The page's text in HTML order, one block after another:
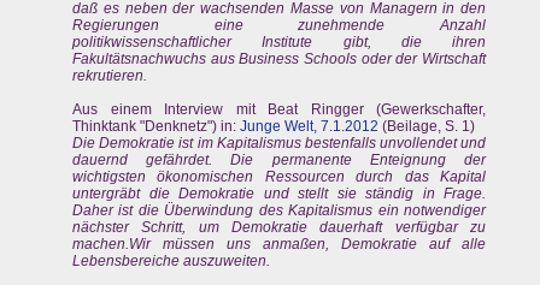
daß es neben der wachsenden Masse von Managern in den
Regierungen eine zunehmende Anzahl
politikwissenschaftlicher Institute gibt, die ihren
Fakultätsnachwuchs aus Business Schools oder der Wirtschaft
rekrutieren.
Aus einem Interview mit Beat Ringger (Gewerkschafter,
Thinktank "Denknetz") in: Junge Welt, 7.1.2012 (Beilage, S. 1)
Die Demokratie ist im Kapitalismus bestenfalls unvollendet und
dauernd gefährdet. Die permanente Enteignung der
wichtigsten ökonomischen Ressourcen durch das Kapital
untergräbt die Demokratie und stellt sie ständig in Frage.
Daher ist die Überwindung des Kapitalismus ein notwendiger
nächster Schritt, um Demokratie dauerhaft verfügbar zu
machen.Wir müssen uns anmaßen, Demokratie auf alle
Lebensbereiche auszuweiten.